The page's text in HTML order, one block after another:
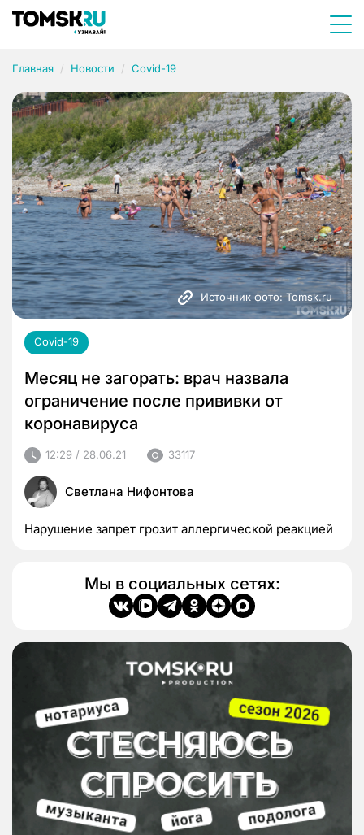
Главная Новости Covid-19
Источник фото: Tomsk.ru
Covid-19
Месяц не загорать: врач назвала
ограничение после прививки от
коронавируса
12:29 / 28.06.21 33117
Светлана Нифонтова
Нарушение запрет грозит аллергической реакцией
Мы в социальных сетях: